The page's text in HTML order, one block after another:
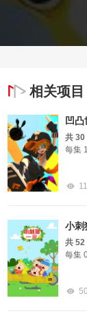
相关项目
凹凸
共 30
每集
小刺
共 52
每集